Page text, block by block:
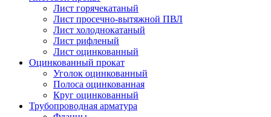
Лист горячекатаный
Лист просечно-вытяжной ПВЛ
Лист холоднокатаный
Лист рифленый
Лист оцинкованный
Оцинкованный прокат
Уголок оцинкованный
Полоса оцинкованная
Круг оцинкованный
Трубопроводная арматура